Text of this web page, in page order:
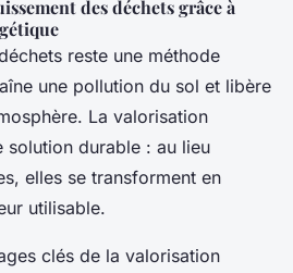
des déchets grâce à
reste une méthode
une pollution du sol et libère
La valorisation
solution durable : au lieu
elles se transforment en
utilisable.
clés de la valorisation